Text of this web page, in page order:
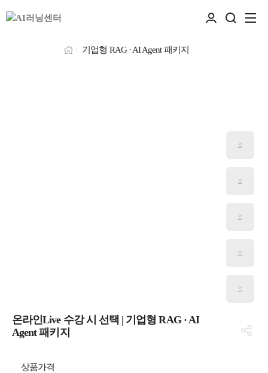
기업형 RAG · AI Agent 패키지
온라인Live 수강 시 선택 | 기업형 RAG · AI
Agent 패키지
상품가격